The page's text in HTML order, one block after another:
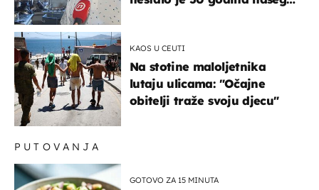
KAOS U CEUTI
Na stotine maloljetnika
lutaju ulicama: "Očajne
obitelji traže svoju djecu"
PUTOVANJA
GOTOVO ZA 15 MINUTA